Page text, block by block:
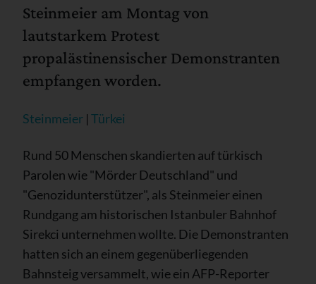
Steinmeier am Montag von
lautstarkem Protest
propalästinensischer Demonstranten
empfangen worden.
Steinmeier | Türkei
Rund 50 Menschen skandierten auf türkisch
Parolen wie "Mörder Deutschland" und
"Genozidunterstützer", als Steinmeier einen
Rundgang am historischen Istanbuler Bahnhof
Sirekci unternehmen wollte. Die Demonstranten
hatten sich an einem gegenüberliegenden
Bahnsteig versammelt, wie ein AFP-Reporter